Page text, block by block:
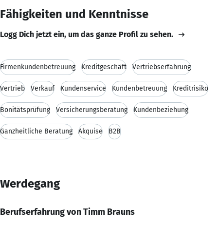
Fähigkeiten und Kenntnisse
Logg Dich jetzt ein, um das ganze Profil zu sehen.
Firmenkundenbetreuung Kreditgeschäft Vertriebserfahrung
Vertrieb Verkauf Kundenservice Kundenbetreuung Kreditrisiko
Bonitätsprüfung Versicherungsberatung Kundenbeziehung
Ganzheitliche Beratung Akquise B2B
Werdegang
Berufserfahrung von Timm Brauns